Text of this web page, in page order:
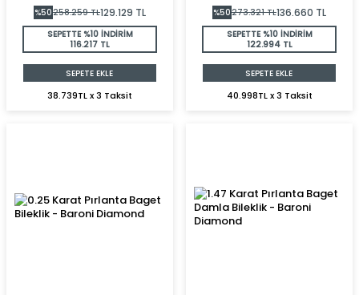
%50258.259TL129.129 TL
SEPETTE %10 İNDİRİM
116.217 TL
SEPETE EKLE
38.739TL x 3 Taksit
%50273.321TL136.660 TL
SEPETTE %10 İNDİRİM
122.994 TL
SEPETE EKLE
40.998TL x 3 Taksit